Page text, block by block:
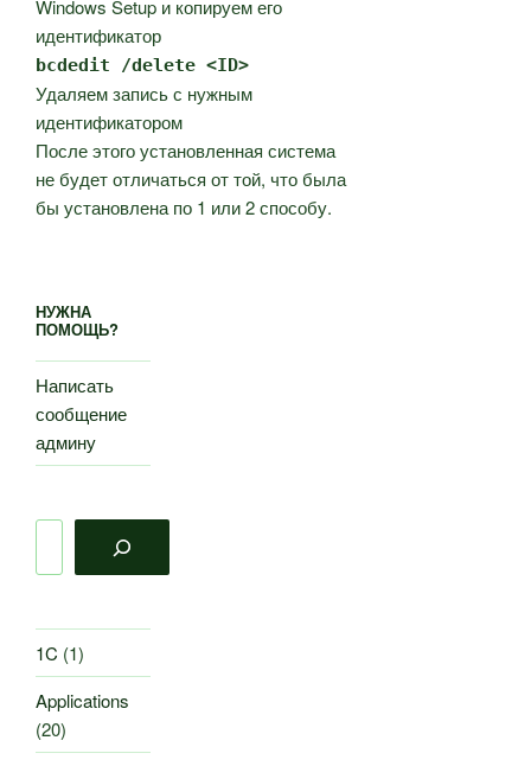
Windows Setup и копируем его
идентификатор
bcdedit /delete <ID>
Удаляем запись с нужным
идентификатором
После этого установленная система
не будет отличаться от той, что была
бы установлена по 1 или 2 способу.
НУЖНА
ПОМОЩЬ?
Написать
сообщение
админу
1C (1)
Applications
(20)